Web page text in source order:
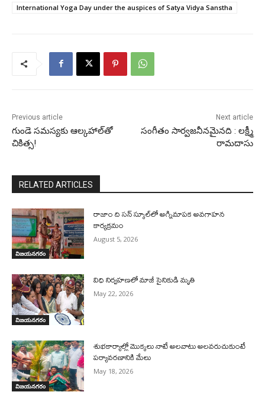
International Yoga Day under the auspices of Satya Vidya Sanstha
Previous article
గుండె స‌మ‌స్య‌కు ఆల్క‌హాల్‌తో
చికిత్స‌!
Next article
సంగీతం సార్వజనీనమైనది : లక్ష్మీ
రామదాసు
RELATED ARTICLES
విజయనగరం
రాజాం ది సన్ స్కూల్‌లో అగ్నిమాపక అవగాహన
కార్యక్రమం
August 5, 2026
విజయనగరం
విధి నిర్వహణలో మాజీ సైనికుడి మృతి
May 22, 2026
విజయనగరం
శుభకార్యాల్లో మొక్కలు నాటే అలవాటు అలవరుచుకుంటే
పర్యావరణానికి మేలు
May 18, 2026